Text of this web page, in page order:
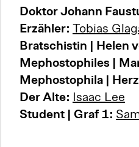
Doktor Johann
Erzähler:Tobias
Mephostophiles |
Mephostophila |
Der Alte: Isaac Lee
Student | Graf 1: